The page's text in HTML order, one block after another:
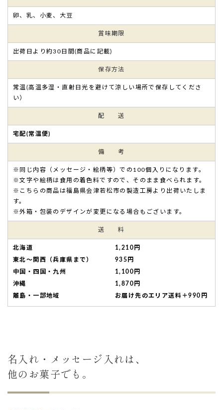
卵、乳、小麦、大豆
賞味期限
出荷日より約30日間(商品に記載)
保存方法
常温(高温多湿・直射日光を避けて涼しい場所で保存してくださ
い）
配 送
宅配(常温便)
備 考
※同じ内容（メッセージ・絵柄等）での100個入りになります。
※文字や絵柄は食用の着色料ですので、そのまま食べられます。
※こちらの商品は福島県会津若松市の製造工房より出荷いたしま
す。
※外箱・包装のデザインが変更になる場合もございます。
送 料
北海道
1,210円
東北～関西（兵庫県まで）
935円
中国・四国・九州
1,100円
沖縄
1,870円
離島・一部地域
お届け先のエリア送料＋990円
名入れ・メッセージ入れは、
他のお菓子でも。